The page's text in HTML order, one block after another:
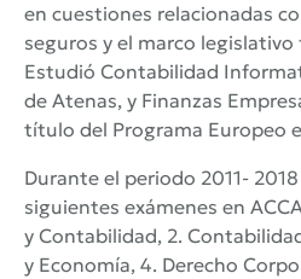
en cuestiones relacionadas
seguros y el marco legislativo
Estudió Contabilidad
de Atenas, y Finanzas
título del Programa Europeo
Durante el periodo 2011-
siguientes exámenes en
y Contabilidad, 2.
y Economía, 4. Derecho